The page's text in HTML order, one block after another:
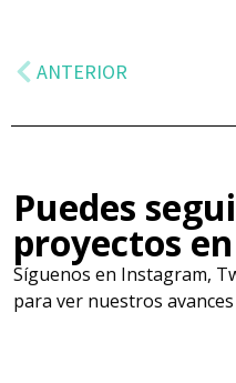
ANTERIOR
Puedes
proyectos
Síguenos en Instagram,
para ver nuestros